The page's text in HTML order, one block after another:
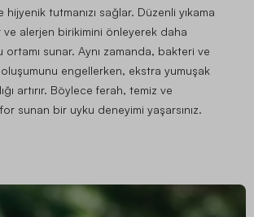
hijyenik tutmanızı sağlar. Düzenli yıkama
ve alerjen birikimini önleyerek daha
ortamı sunar. Aynı zamanda, bakteri ve
engellerken, ekstra yumuşak
artırır. Böylece ferah, temiz ve
sunan bir uyku deneyimi yaşarsınız.